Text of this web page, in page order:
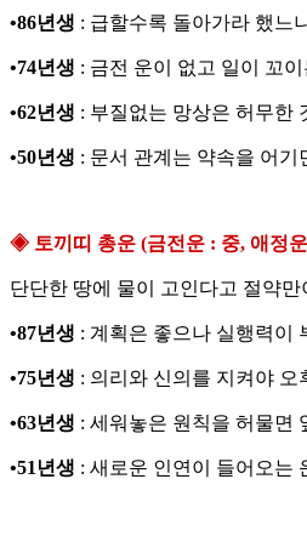
•86년생 : 급할수록 돌아가라 했느
•74년생 : 금전 운이 없고 일이 꼬
•62년생 : 부질없는 망상은 허무한
•50년생 : 문서 관계는 약속을 어
◈ 토끼띠 총운 (금전운 : 중, 애정
단단한 땅에 물이 고인다고 절약
•87년생 : 계획은 좋으나 실행력이
•75년생 : 의리와 신의를 지켜야
•63년생 : 세워놓은 원칙을 허물면
•51년생 : 새로운 인연이 들어오는